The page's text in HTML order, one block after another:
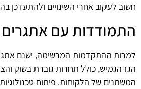
חשוב לעקוב אחרי השינויים ולהתעדכן
התמודדות עם אתגרים
למרות ההתקדמות המרשימה, ישנם
הגז הגמיש, כולל תחרות גוברת בשוק
המשתנים של הלקוחות. פיתוח